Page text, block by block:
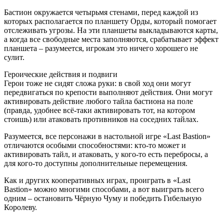
Бастион окружается четырьмя стенами, перед каждой из
которых располагается по планшету Орды, который помогает
отслеживать угрозы. На эти планшеты выкладываются карты,
а когда все свободные места заполняются, срабатывает эффект
планшета – разумеется, игрокам это ничего хорошего не
сулит.
Героические действия и подвиги
Герои тоже не сидят сложа руки: в свой ход они могут
передвигаться по крепости выполняют действия. Они могут
активировать действие любого тайла бастиона на поле
(правда, удобнее всё-таки активировать тот, на котором
стоишь) или атаковать противников на соседних тайлах.
Разумеется, все персонажи в настольной игре «Last Bastion»
отличаются особыми способностями: кто-то может и
активировать тайл, и атаковать, у кого-то есть перебросы, а
для кого-то доступны дополнительные перемещения.
Как и других кооперативных играх, проиграть в «Last
Bastion» можно многими способами, а вот выиграть всего
одним – остановить Чёрную Чуму и победить Гибельную
Королеву.